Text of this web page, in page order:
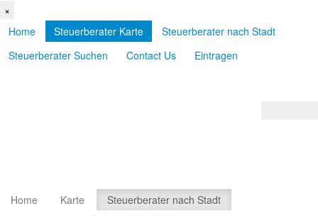
×
Home
Steuerberater Karte
Steuerberater nach Stadt
Steuerberater Suchen
Contact Us Eintragen
Home Karte
Steuerberater nach Stadt